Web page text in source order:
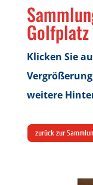
Golfplatz
Klicken Sie
weitere
zurück zur